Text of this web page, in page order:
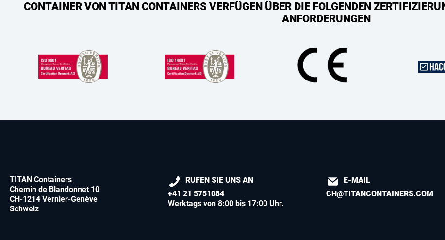
CONTAINER VON TITAN CONTAINERS VERFÜGEN ÜBER DIE FOLGENDEN
ANFORDERUNGEN
TITAN Containers
Chemin de Blandonnet 10
CH-1214 Vernier-Genève
Schweiz
RUFEN SIE UNS AN
+41 21 5751084
Werktags von 8:00 bis 17:00 Uhr.
E-MAIL
CH@TITANCONTAINERS.COM